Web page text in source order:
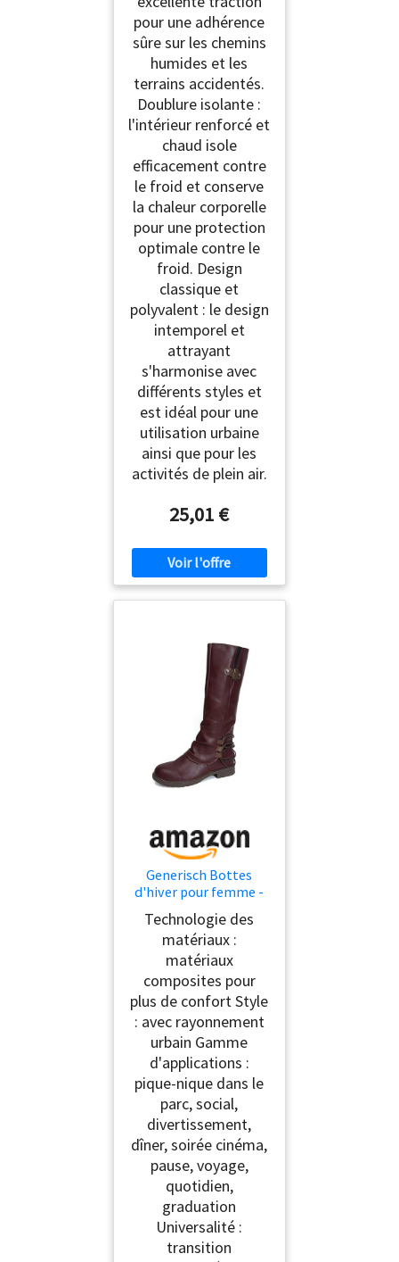
pour une adhérence
sûre sur les chemins
humides et les
terrains accidentés.
Doublure isolante :
l'intérieur renforcé et
chaud isole
efficacement contre
le froid et conserve
la chaleur corporelle
pour une protection
optimale contre le
froid. Design
classique et
polyvalent : le design
intemporel et
attrayant
s'harmonise avec
différents styles et
est idéal pour une
utilisation urbaine
ainsi que pour les
activités de plein air.
25,01 €
Generisch Bottes
d'hiver pour femme -
Antidérapantes - En
cuir - Légères - Avec
talon - Bottes d'hiver
confortables - Bottes
de moto classiques,
Bordeaux, 39 EU
Technologie des
matériaux :
matériaux
composites pour
plus de confort Style
: avec rayonnement
urbain Gamme
d'applications :
pique-nique dans le
parc, social,
divertissement,
dîner, soirée cinéma,
pause, voyage,
quotidien,
graduation
Universalité :
transition